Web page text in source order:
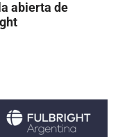
abierta de